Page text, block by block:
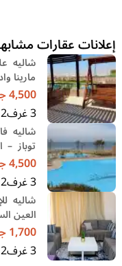
إعلانات عقارات
شاليه
و3 غرف
4,500
3غرف2
شاليه
توباز
وجبل
4,500
3غرف2
شاليه
العين
1,700
3غرف2